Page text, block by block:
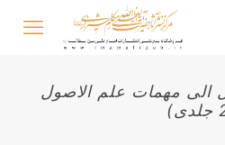
الی مهمات علم الاصول